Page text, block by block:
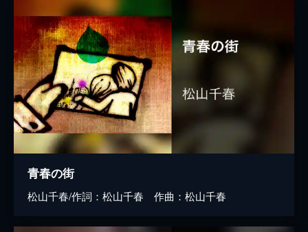
青春の街
松山千春/作詞：松山千春 作曲：松山千春